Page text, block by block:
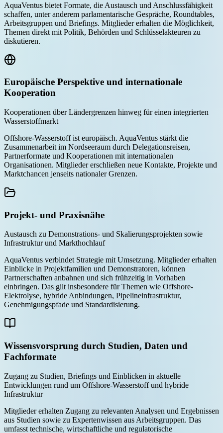
AquaVentus bietet Formate, die Austausch und Anschlussfähigkeit
schaffen, unter anderem parlamentarische Gespräche, Roundtables,
Arbeitsgruppen und Briefings. Mitglieder erhalten die Möglichkeit,
Themen direkt mit Politik, Behörden und Schlüsselakteuren zu
diskutieren.
Europäische Perspektive und internationale
Kooperation
Kooperationen über Ländergrenzen hinweg für einen integrierten
Wasserstoffmarkt
Offshore-Wasserstoff ist europäisch. AquaVentus stärkt die
Zusammenarbeit im Nordseeraum durch Delegationsreisen,
Partnerformate und Kooperationen mit internationalen
Organisationen. Mitglieder erschließen neue Kontakte, Projekte und
Marktchancen jenseits nationaler Grenzen.
Projekt- und Praxisnähe
Austausch zu Demonstrations- und Skalierungsprojekten sowie
Infrastruktur und Markthochlauf
AquaVentus verbindet Strategie mit Umsetzung. Mitglieder erhalten
Einblicke in Projektfamilien und Demonstratoren, können
Partnerschaften anbahnen und sich frühzeitig in Vorhaben
einbringen. Das gilt insbesondere für Themen wie Offshore-
Elektrolyse, hybride Anbindungen, Pipelineinfrastruktur,
Genehmigungspfade und Standardisierung.
Wissensvorsprung durch Studien, Daten und
Fachformate
Zugang zu Studien, Briefings und Einblicken in aktuelle
Entwicklungen rund um Offshore-Wasserstoff und hybride
Infrastruktur
Mitglieder erhalten Zugang zu relevanten Analysen und Ergebnissen
aus Studien sowie zu Expertenwissen aus Arbeitsgruppen. Das
umfasst technische, wirtschaftliche und regulatorische